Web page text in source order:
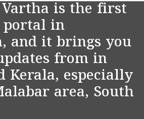
Vartha is the first
portal in
and it brings you
from in
Kerala, especially
area, South